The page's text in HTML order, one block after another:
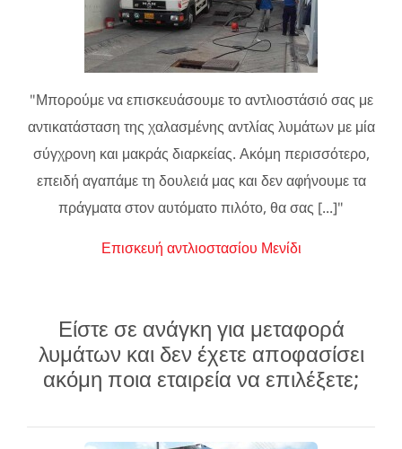
"Μπορούμε να επισκευάσουμε το αντλιοστάσιό σας με
αντικατάσταση της χαλασμένης αντλίας λυμάτων με μία
σύγχρονη και μακράς διαρκείας. Ακόμη περισσότερο,
επειδή αγαπάμε τη δουλειά μας και δεν αφήνουμε τα
πράγματα στον αυτόματο πιλότο, θα σας [...]"
Επισκευή αντλιοστασίου Μενίδι
Είστε σε ανάγκη για μεταφορά
λυμάτων και δεν έχετε αποφασίσει
ακόμη ποια εταιρεία να επιλέξετε;